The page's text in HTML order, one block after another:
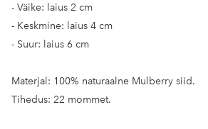
- Väike: laius 2 cm
- Keskmine: laius 4 cm
- Suur: laius 6 cm
Materjal: 100% naturaalne Mulberry siid.
Tihedus: 22 mommet.